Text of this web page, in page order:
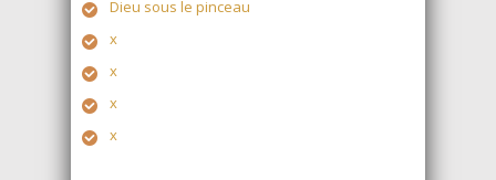
Dieu sous le pinceau
x
x
x
x